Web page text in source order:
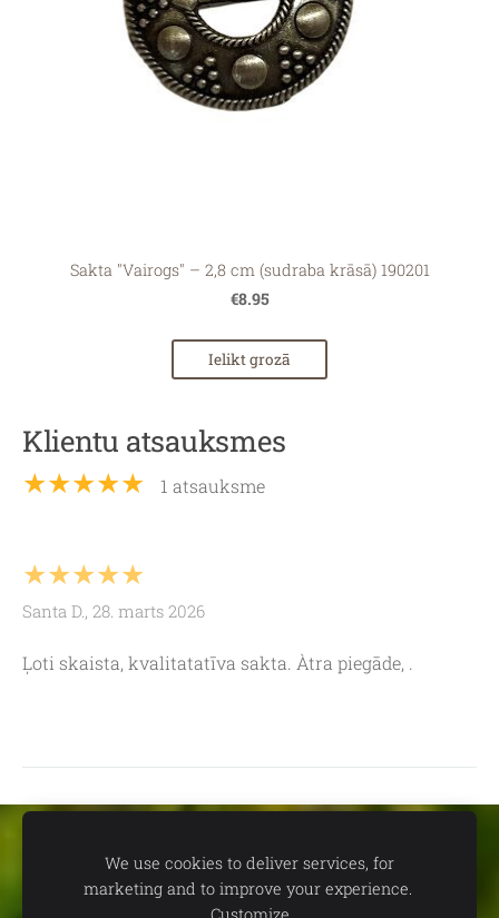
Sakta "Vairogs" – 2,8 cm (sudraba krāsā) 190201
€8.95
Ielikt grozā
Klientu atsauksmes
★★★★★ 1 atsauksme
★★★★★
Santa D., 28. marts 2026
Ļoti skaista, kvalitatatīva sakta. Àtra piegāde, .
dāvanu un suvenīru veikals TEV: Aleksandra Čaka ielā 22,
We use cookies to deliver services, for
marketing and to improve your experience.